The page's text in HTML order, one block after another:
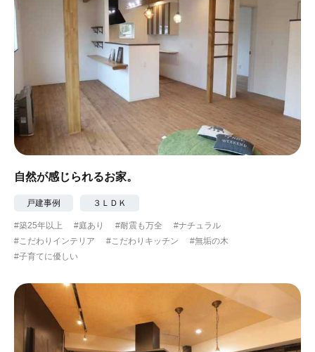
#300万円以下
自然が感じられるお家。
戸建事例 ３ＬＤＫ
#築25年以上 #庭あり #耐震も万全
#ナチュラル
#こだわりインテリア
#こだわりキッチン
#無垢の木
#子育てに優しい